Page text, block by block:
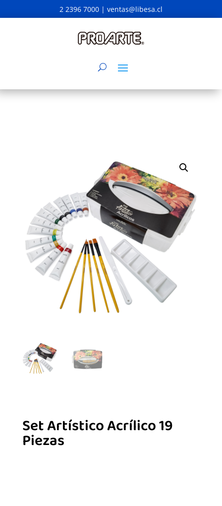
2 2396 7000 | ventas@libesa.cl
Set Artístico Acrílico 19
Piezas